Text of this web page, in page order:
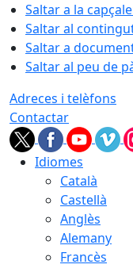
Saltar a la
Saltar al
Saltar a
Saltar al peu de
Adreces i telèfons
Contactar
Idiomes
Català
Castellà
Anglès
Alemany
Francès